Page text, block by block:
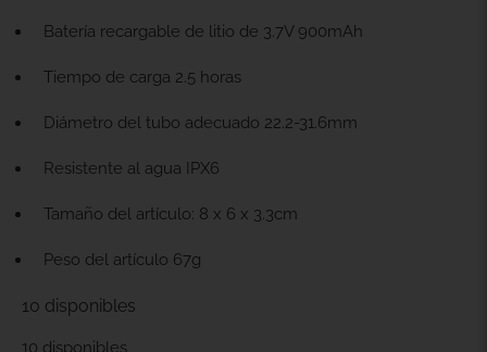
Batería recargable de litio de 3.7V 900mAh
Tiempo de carga 2.5 horas
Diámetro del tubo adecuado 22.2-31.6mm
Resistente al agua IPX6
Tamaño del artículo: 8 x 6 x 3.3cm
Peso del artículo 67g
10 disponibles
10 disponibles